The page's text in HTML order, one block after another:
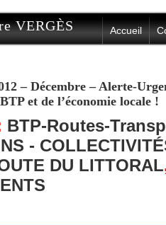
VERGÈS Accueil
– Décembre – Alerte-
et de l’économie locale !
BTP-Routes-
-
DU LITTORAL